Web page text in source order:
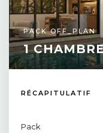
PACK OFF_PLAN
1
RÉCAPITULATIF
Pack